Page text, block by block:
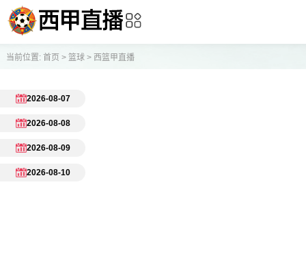
当前位置: 首页 > 篮球> 西篮甲直播
2026-08-07
2026-08-08
2026-08-09
2026-08-10